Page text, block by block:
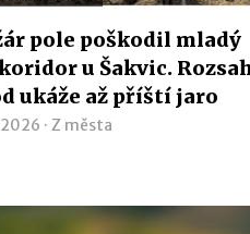
pole poškodil mladý
u Šakvic.
ukáže až příští jaro
· Z města